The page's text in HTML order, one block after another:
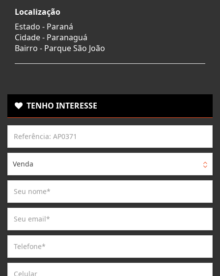
Localização
Estado - Paraná
Cidade - Paranaguá
Bairro - Parque São João
TENHO INTERESSE
Venda